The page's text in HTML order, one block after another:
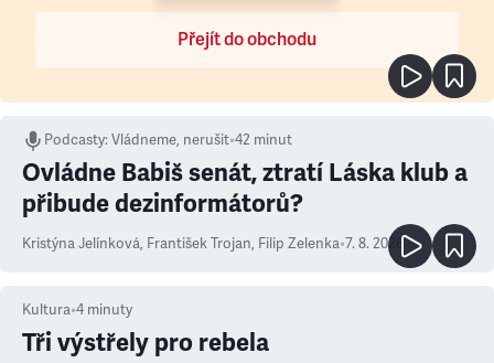
Přejít do obchodu
Podcasty:Vládneme, nerušit•42 minut
Ovládne Babiš senát, ztratí Láska klub a
přibude dezinformátorů?
Kristýna Jelínková, František Trojan, Filip Zelenka•7. 8. 2026
Kultura•4 minuty
Tři výstřely pro rebela